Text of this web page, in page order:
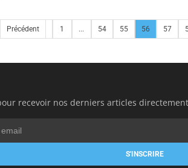
Précédent 1 ... 54 55 56 57
recevoir nos derniers articles
S'INSCRIRE